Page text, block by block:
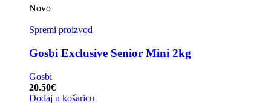
Novo
Spremi proizvod
Gosbi Exclusive Senior Mini 2kg
Gosbi
20.50€
Dodaj u košaricu